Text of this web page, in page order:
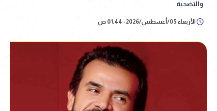
والتضحية
الأربعاء 05/أغسطس/2026 - 01:44 ص